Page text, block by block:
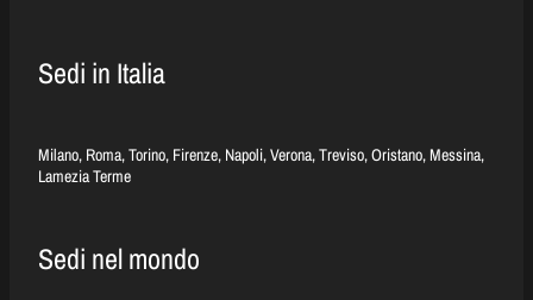
Sedi in Italia
Milano, Roma, Torino, Firenze, Napoli, Verona, Treviso, Oristano, Messina,
Lamezia Terme
Sedi nel mondo